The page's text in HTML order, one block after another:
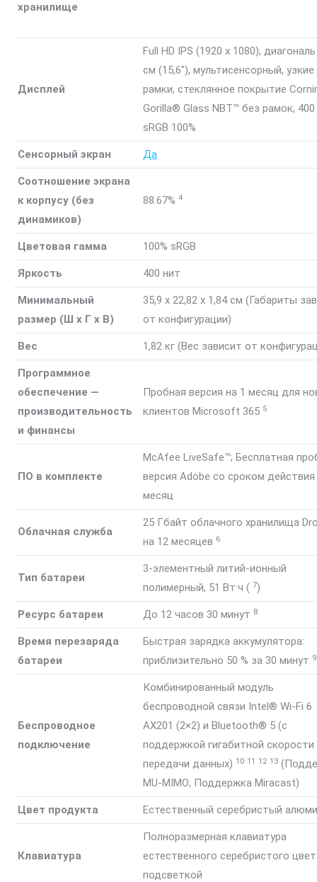
хранилище
Дисплей
Full HD IPS (1920 x 1080),
см (15,6″), мультисенсорный, узкие
рамки, стеклянное покрытие
Gorilla® Glass NBT™ без рамок, 400
sRGB 100%
Сенсорный экран Да
Соотношение экрана
к корпусу (без
динамиков)
88.67% 4
Цветовая гамма 100% sRGB
Яркость 400 нит
Минимальный
размер (Ш x Г x В)
35,9 x 22,82 x 1,84 см (Габариты
от конфигурации)
Вес 1,82 кг (Вес зависит от
Программное
обеспечение —
производительность
и финансы
Пробная версия на 1 месяц для
клиентов Microsoft 365 5
ПО в комплекте
McAfee LiveSafe™; Бесплатная
версия Adobe со сроком действия
месяц
Облачная служба
25 Гбайт облачного хранилища
на 12 месяцев 6
Тип батареи
3-элементный литий-ионный
полимерный, 51 Вт·ч ( 7)
Ресурс батареи До 12 часов 30 минут 8
Время перезаряда
батареи
Быстрая зарядка аккумулятора:
приблизительно 50 % за 30 минут 9
Беспроводное
подключение
Комбинированный модуль
беспроводной связи Intel® Wi-Fi 6
AX201 (2×2) и Bluetooth® 5 (с
поддержкой гигабитной скорости
передачи данных) 10 11 12 13
MU-MIMO; Поддержка Miracast)
Цвет продукта Естественный серебристый
Клавиатура
Полноразмерная клавиатура
естественного серебристого
подсветкой